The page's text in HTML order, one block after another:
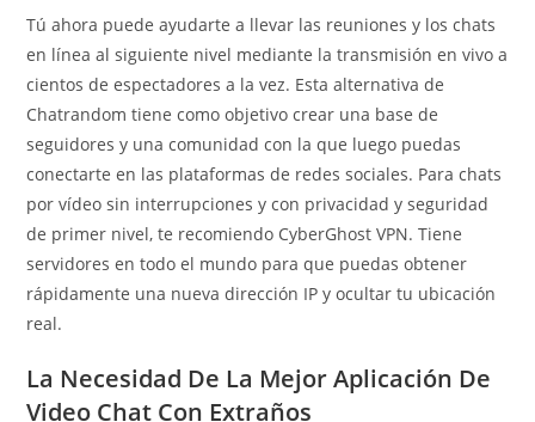
Tú ahora puede ayudarte a llevar las reuniones y los chats
en línea al siguiente nivel mediante la transmisión en vivo a
cientos de espectadores a la vez. Esta alternativa de
Chatrandom tiene como objetivo crear una base de
seguidores y una comunidad con la que luego puedas
conectarte en las plataformas de redes sociales. Para chats
por vídeo sin interrupciones y con privacidad y seguridad
de primer nivel, te recomiendo CyberGhost VPN. Tiene
servidores en todo el mundo para que puedas obtener
rápidamente una nueva dirección IP y ocultar tu ubicación
real.
La Necesidad De La Mejor Aplicación De
Video Chat Con Extraños